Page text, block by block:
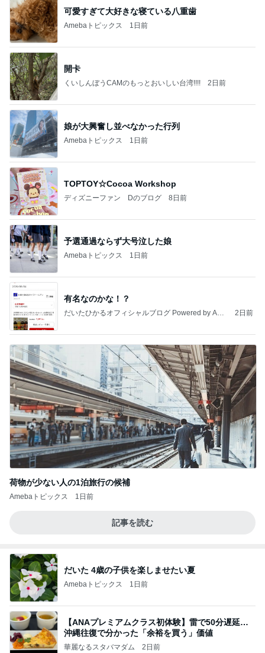
可愛すぎて大好きな寝ている八重歯
Amebaトピックス 1日前
開卡
くいしんぼうCAMのもっとおいしい台湾!!!! 2日前
娘が大興奮し並べなかった行列
Amebaトピックス 1日前
TOPTOY☆Cocoa Workshop
ディズニーファン Dのブログ 8日前
予選通過ならず大号泣した娘
Amebaトピックス 1日前
有名なのかな！？
だいたひかるオフィシャルブログ Powered by Ame
2日前
荷物が少ない人の1泊旅行の候補
Amebaトピックス 1日前
記事を読む
だいた 4歳の子供を楽しませたい夏
Amebaトピックス 1日前
【ANAプレミアムクラス初体験】雷で50分遅延…
沖縄往復で分かった「余裕を買う」価値
華麗なるスタバマダム 2日前